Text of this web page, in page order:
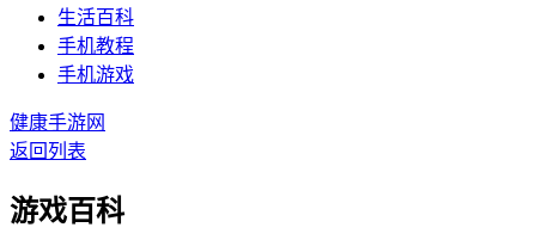
生活百科
手机教程
手机游戏
健康手游网
返回列表
游戏百科